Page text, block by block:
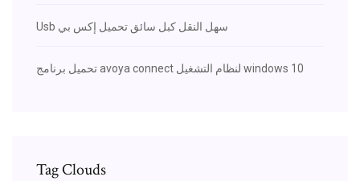
Usb سهل النقل كبل سائق تحميل إكس بي
تحميل برنامج avoya connect لنظام التشغيل windows 10
Tag Clouds